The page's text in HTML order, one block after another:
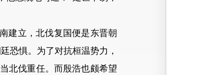
建立，北伐复国便是东晋朝
恐惧。为了对抗桓温势力，
北伐重任。而殷浩也颇希望